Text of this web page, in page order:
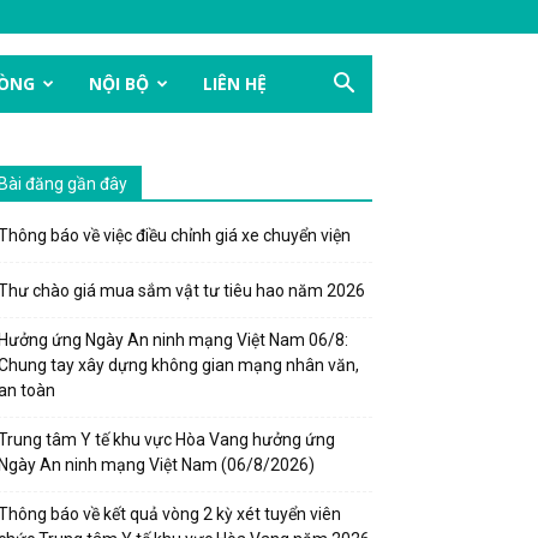
NỘI BỘ LIÊN HỆ
Bài đăng gần đây
báo về việc điều chỉnh giá xe chuyển viện
chào giá mua sắm vật tư tiêu hao năm 2026
Hưởng ứng Ngày An ninh mạng Việt Nam 06/8:
tay xây dựng không gian mạng nhân văn,
toàn
tâm Y tế khu vực Hòa Vang hưởng ứng
Ngày An ninh mạng Việt Nam (06/8/2026)
báo về kết quả vòng 2 kỳ xét tuyển viên